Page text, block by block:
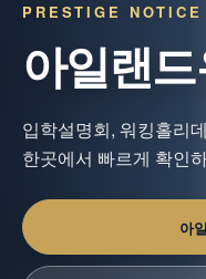
PRESTIGE NOTICE
아일랜
입학설명회, 워킹홀리
한곳에서 빠르게 확인
아